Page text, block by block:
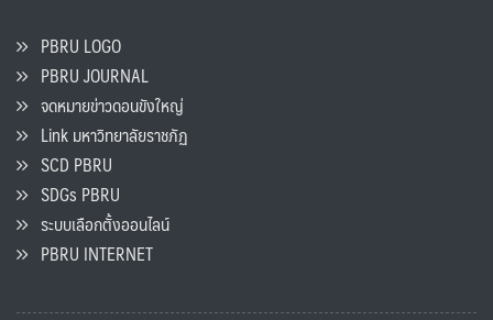
PBRU LOGO
PBRU JOURNAL
จดหมายข่าวดอนขังใหญ่
Link มหาวิทยาลัยราชภัฏ
SCD PBRU
SDGs PBRU
ระบบเลือกตั้งออนไลน์
PBRU INTERNET